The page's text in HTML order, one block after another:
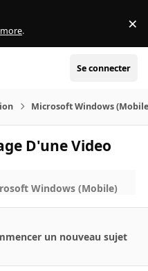
. ×
Se connecter
Microsoft Windows
D'une Video
Windows (Mobile)
un nouveau sujet